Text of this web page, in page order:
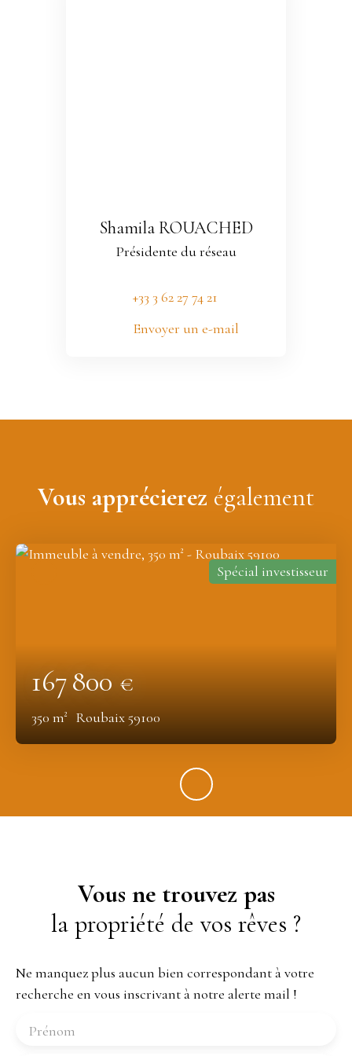
Shamila ROUACHED
Présidente du réseau
+33 3 62 27 74 21
Envoyer un e-mail
Vous apprécierez également
167 800€
350 m² Roubaix 59100
Spécial investisseur
Vous ne trouvez pas
la propriété de vos rêves ?
Ne manquez plus aucun bien correspondant à votre
recherche en vous inscrivant à notre alerte mail !
Prénom